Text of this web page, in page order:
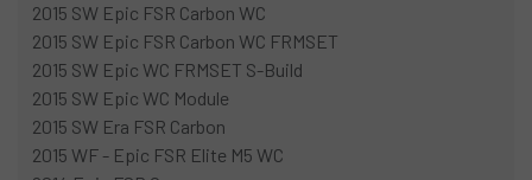
2015 SW Epic FSR Carbon WC
2015 SW Epic FSR Carbon WC FRMSET
2015 SW Epic WC FRMSET S-Build
2015 SW Epic WC Module
2015 SW Era FSR Carbon
2015 WF - Epic FSR Elite M5 WC